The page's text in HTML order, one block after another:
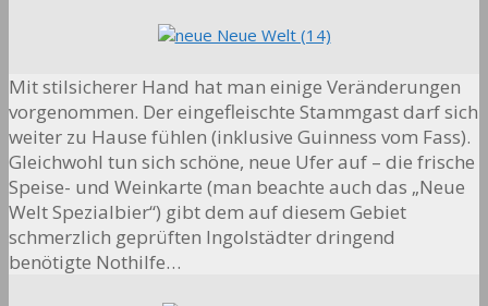
Mit stilsicherer Hand hat man einige Veränderungen
vorgenommen. Der eingefleischte Stammgast darf sich
weiter zu Hause fühlen (inklusive Guinness vom Fass).
Gleichwohl tun sich schöne, neue Ufer auf – die frische
Speise- und Weinkarte (man beachte auch das „Neue
Welt Spezialbier“) gibt dem auf diesem Gebiet
schmerzlich geprüften Ingolstädter dringend
benötigte Nothilfe…